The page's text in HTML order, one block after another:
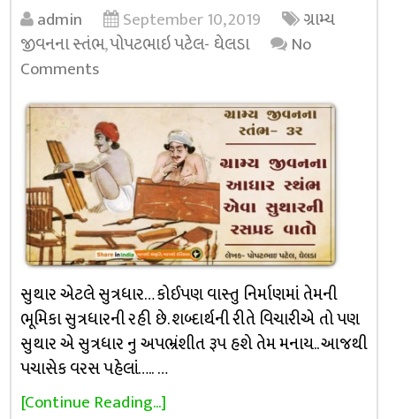
admin September 10, 2019
ગ્રામ્ય
જીવનના સ્તંભ,પોપટભાઇ પટેલ- ઘેલડા
No
Comments
સુથાર એટલે સુત્રધાર… કોઈપણ વાસ્તુ નિર્માણમાં તેમની
ભૂમિકા સુત્રધારની રહી છે. શબ્દાર્થની રીતે વિચારીએ તો પણ
સુથાર એ સુત્રધાર નુ અપભ્રંશીત રૂપ હશે તેમ મનાય.. આજથી
પચાસેક વરસ પહેલાં….. …
[Continue Reading...]